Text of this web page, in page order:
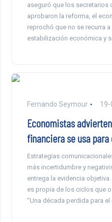
aseguró que los secretarios
aprobaron la reforma, el
reprochó que no se recurra
estabilización económica y
Fernando Seymour
Economistas
financiera se usa
Estrategias
más incertidumbre y
entrega la evidencia
es propia de los ciclos que
“Una década perdida para el